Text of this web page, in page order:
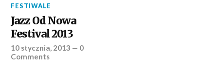
FESTIWALE
Jazz Od Nowa
Festival 2013
10 stycznia, 2013 — 0
Comments